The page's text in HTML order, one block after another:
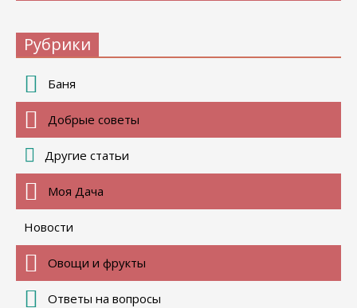
Рубрики
Баня
Добрые советы
Другие статьи
Моя Дача
Новости
Овощи и фрукты
Ответы на вопросы